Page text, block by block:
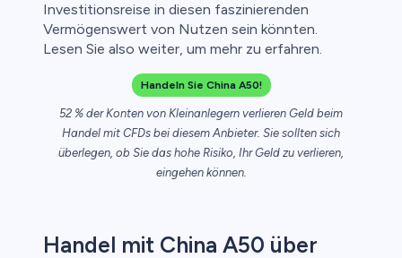
Investitionsreise in diesen faszinierenden
Vermögenswert von Nutzen sein könnten.
Lesen Sie also weiter, um mehr zu erfahren.
Handeln Sie China A50!
52 % der Konten von Kleinanlegern verlieren Geld beim
Handel mit CFDs bei diesem Anbieter. Sie sollten sich
überlegen, ob Sie das hohe Risiko, Ihr Geld zu verlieren,
eingehen können.
Handel mit China A50 über